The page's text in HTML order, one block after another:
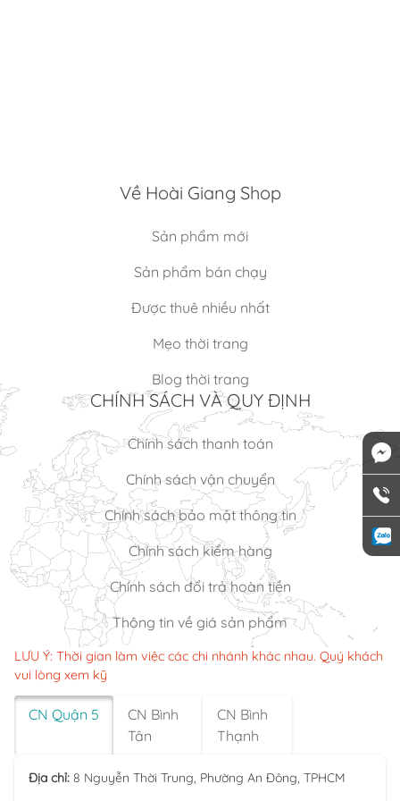
Về Hoài Giang Shop
Sản phẩm mới
Sản phẩm bán chạy
Được thuê nhiều nhất
Mẹo thời trang
Blog thời trang
CHÍNH SÁCH VÀ QUY ĐỊNH
Chính sách thanh toán
Chính sách vận chuyển
Chính sách bảo mật thông tin
Chính sách kiểm hàng
Chính sách đổi trả hoàn tiền
Thông tin về giá sản phẩm
LƯU Ý: Thời gian làm việc các chi nhánh khác nhau. Quý khách
vui lòng xem kỹ
CN Quận 5
CN Bình
Tân
CN Bình
Thạnh
Địa chỉ: 8 Nguyễn Thời Trung, Phường An Đông, TPHCM